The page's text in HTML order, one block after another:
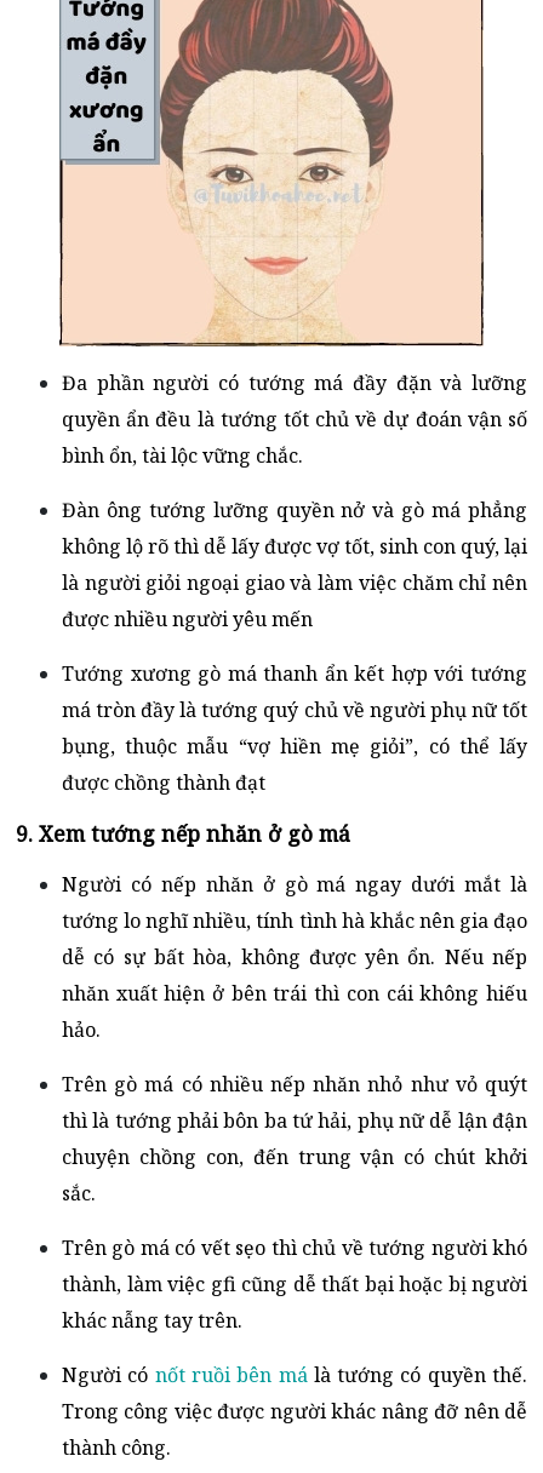
Đa phần người có tướng má đầy đặn và lưỡng
quyền ẩn đều là tướng tốt chủ về dự đoán vận số
bình ổn, tài lộc vững chắc.
Đàn ông tướng lưỡng quyền nở và gò má phẳng
không lộ rõ thì dễ lấy được vợ tốt, sinh con quý, lại
là người giỏi ngoại giao và làm việc chăm chỉ nên
được nhiều người yêu mến
Tướng xương gò má thanh ẩn kết hợp với tướng
má tròn đầy là tướng quý chủ về người phụ nữ tốt
bụng, thuộc mẫu “vợ hiền mẹ giỏi”, có thể lấy
được chồng thành đạt
9. Xem tướng nếp nhăn ở gò má
Người có nếp nhăn ở gò má ngay dưới mắt là
tướng lo nghĩ nhiều, tính tình hà khắc nên gia đạo
dễ có sự bất hòa, không được yên ổn. Nếu nếp
nhăn xuất hiện ở bên trái thì con cái không hiếu
hảo.
Trên gò má có nhiều nếp nhăn nhỏ như vỏ quýt
thì là tướng phải bôn ba tứ hải, phụ nữ dễ lận đận
chuyện chồng con, đến trung vận có chút khởi
sắc.
Trên gò má có vết sẹo thì chủ về tướng người khó
thành, làm việc gfi cũng dễ thất bại hoặc bị người
khác nẫng tay trên.
Người có nốt ruồi bên málà tướng có quyền thế.
Trong công việc được người khác nâng đỡ nên dễ
thành công.